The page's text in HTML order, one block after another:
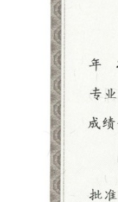
黄河交通学院成人高等学历继续
年专本科招生简章